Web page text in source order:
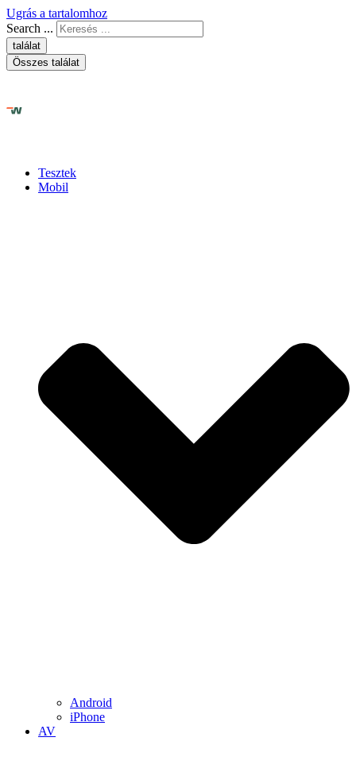
Ugrás a tartalomhoz
Search ...
találat
Összes találat
Tesztek
Mobil
Android
iPhone
AV